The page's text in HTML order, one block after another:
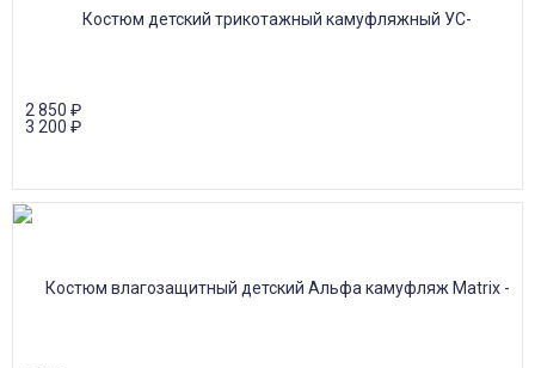
2 850 ₽
3 200 ₽